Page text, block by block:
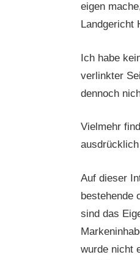
eigen
Landgericht
Ich habe
verlinkter
dennoch
Vielmehr
Auf dieser
bestehende
sind das
wurde nicht